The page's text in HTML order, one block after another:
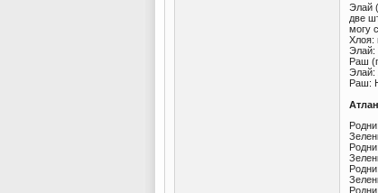
Элай
две
могу
Хлоя:
Элай:
Раш
Элай:
Раш: